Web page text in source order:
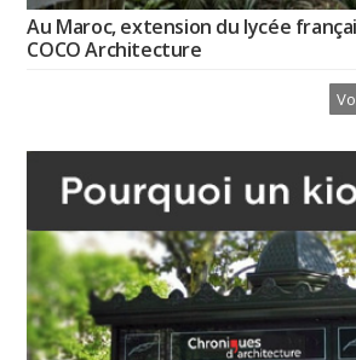
Au Maroc, extension du lycée
COCO Architecture